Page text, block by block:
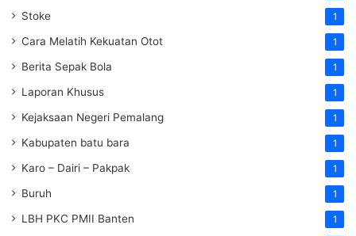
Stoke 1
Cara Melatih Kekuatan Otot 1
Berita Sepak Bola 1
Laporan Khusus 1
Kejaksaan Negeri Pemalang 1
Kabupaten batu bara 1
Karo – Dairi – Pakpak 1
Buruh 1
LBH PKC PMII Banten 1